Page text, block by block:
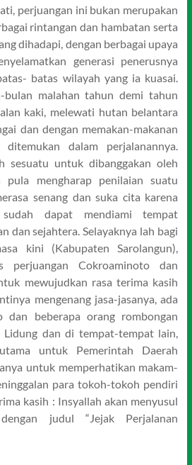
perjuangan ini bukan merupakan
rintangan dan hambatan serta
dihadapi, dengan berbagai upaya
generasi penerusnya
batas wilayah yang ia kuasai.
bulan malahan tahun demi tahun
kaki, melewati hutan belantara
dan dengan memakan-makanan
dalam perjalanannya.
sesuatu untuk dibanggakan oleh
pula mengharap penilaian suatu
senang dan suka cita karena
dapat mendiami tempat
dan sejahtera. Selayaknya lah bagi
kini (Kabupaten Sarolangun),
perjuangan Cokroaminoto dan
mewujudkan rasa terima kasih
mengenang jasa-jasanya, ada
dan beberapa orang rombongan
dan di tempat-tempat lain,
untuk Pemerintah Daerah
untuk memperhatikan makam-
para tokoh-tokoh pendiri
kasih : Insyallah akan menyusul
judul “Jejak Perjalanan